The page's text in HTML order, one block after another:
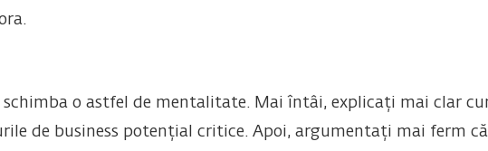
schimba o astfel de mentalitate. Mai întâi, explicați mai clar
de business potențial critice. Apoi, argumentați mai ferm